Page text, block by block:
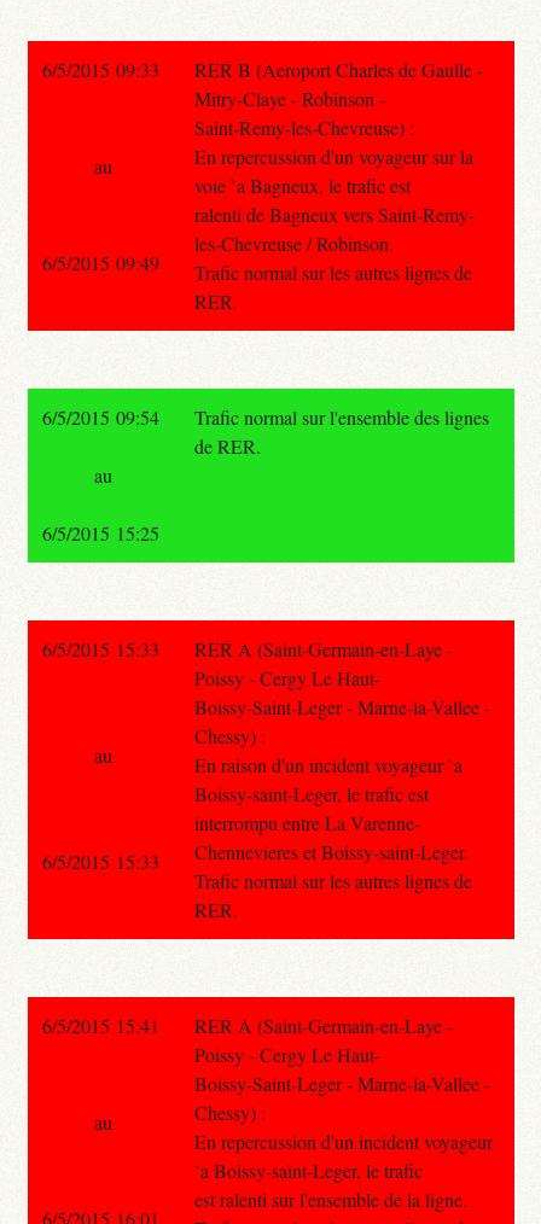
6/5/2015 09:33
RER B (Aeroport Charles de Gaulle -
Mitry-Claye - Robinson -
Saint-Remy-les-Chevreuse) :
En repercussion d'un voyageur sur la
voie `a Bagneux, le trafic est
ralenti de Bagneux vers Saint-Remy-
les-Chevreuse / Robinson.
Trafic normal sur les autres lignes de
RER.
au
6/5/2015 09:49
6/5/2015 09:54
Trafic normal sur l'ensemble des lignes
de RER.
au
6/5/2015 15:25
6/5/2015 15:33
RER A (Saint-Germain-en-Laye -
Poissy - Cergy Le Haut-
Boissy-Saint-Leger - Marne-la-Vallee -
Chessy) :
En raison d'un incident voyageur `a
Boissy-saint-Leger, le trafic est
interrompu entre La Varenne-
Chennevieres et Boissy-saint-Leger.
Trafic normal sur les autres lignes de
RER.
au
6/5/2015 15:33
6/5/2015 15:41
RER A (Saint-Germain-en-Laye -
Poissy - Cergy Le Haut-
Boissy-Saint-Leger - Marne-la-Vallee -
Chessy) :
En repercussion d'un incident voyageur
`a Boissy-saint-Leger, le trafic
est ralenti sur l'ensemble de la ligne.
au
6/5/2015 16:01